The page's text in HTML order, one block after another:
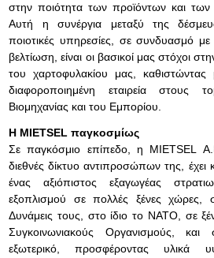
στην ποιότητα των προϊόντων και των
Αυτή η συνέργια μεταξύ της
ποιοτικές υπηρεσίες, σε συνδυασμό
βελτίωση, είναι οι βασικοί μας στόχοι
του χαρτοφυλακίου μας, καθιστώντας
διαφοροποιημένη εταιρεία στους
Βιομηχανίας και του Εμπορίου.
Η ΜΙΕΤSEL παγκοσμίως
Σε παγκόσμιο επίπεδο, η MIETSEL
διεθνές δίκτυο αντιπροσώπων της, έχει
ένας αξιόπιστος εξαγωγέας
εξοπλισμού σε πολλές ξένες χώρες,
Δυνάμεις τους, στο ίδιο το ΝΑΤΟ, σε
Συγκοινωνιακούς Οργανισμούς,
εξωτερικό, προσφέροντας υλικά